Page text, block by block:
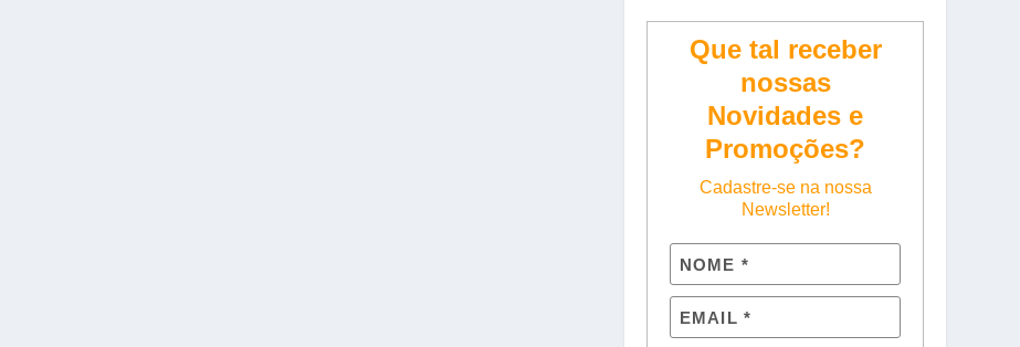
Que tal receber
nossas
Novidades e
Promoções?
Cadastre-se na nossa
Newsletter!